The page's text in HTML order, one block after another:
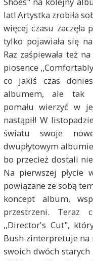
lat! Artystka zrobiła
więcej czasu zaczęła
tylko pojawiała się
Raz zaśpiewała też
piosence
co jakiś czas
albumem, ale tak
pomału wierzyć w
nastąpił! W
światu swoje
dwupłytowym
bo przecież dostali
Na pierwszej płycie
powiązane ze sobą
koncept album,
przestrzeni. Teraz
,,Director's Cut",
Bush zinterpretuje
swoich dwóch starych